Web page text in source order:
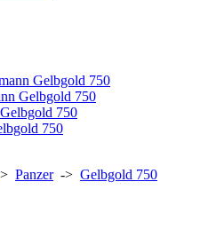
Gelbgold 750
750
Panzer-> Gelbgold 750